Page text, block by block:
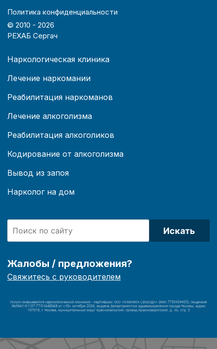
Политика конфиденциальности
© 2010 - 2026
РЕХАБ Сергач
Наркологическая клиника
Лечение наркомании
Реабилитация наркоманов
Лечение алкоголизма
Реабилитация алкоголиков
Кодирование от алкоголизма
Вывод из запоя
Нарколог на дом
Искать
Жалобы / предложения?
Свяжитесь с руководителем